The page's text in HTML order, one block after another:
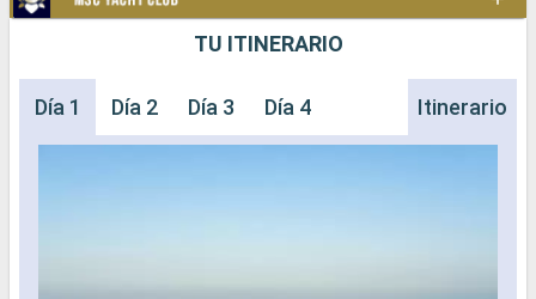
TU ITINERARIO
Día 1 Día 2 Día 3 Día 4 Itinerario